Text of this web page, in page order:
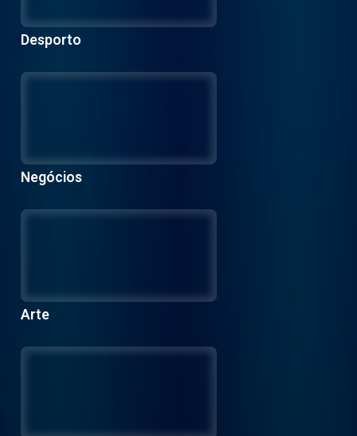
Desporto
Negócios
Arte